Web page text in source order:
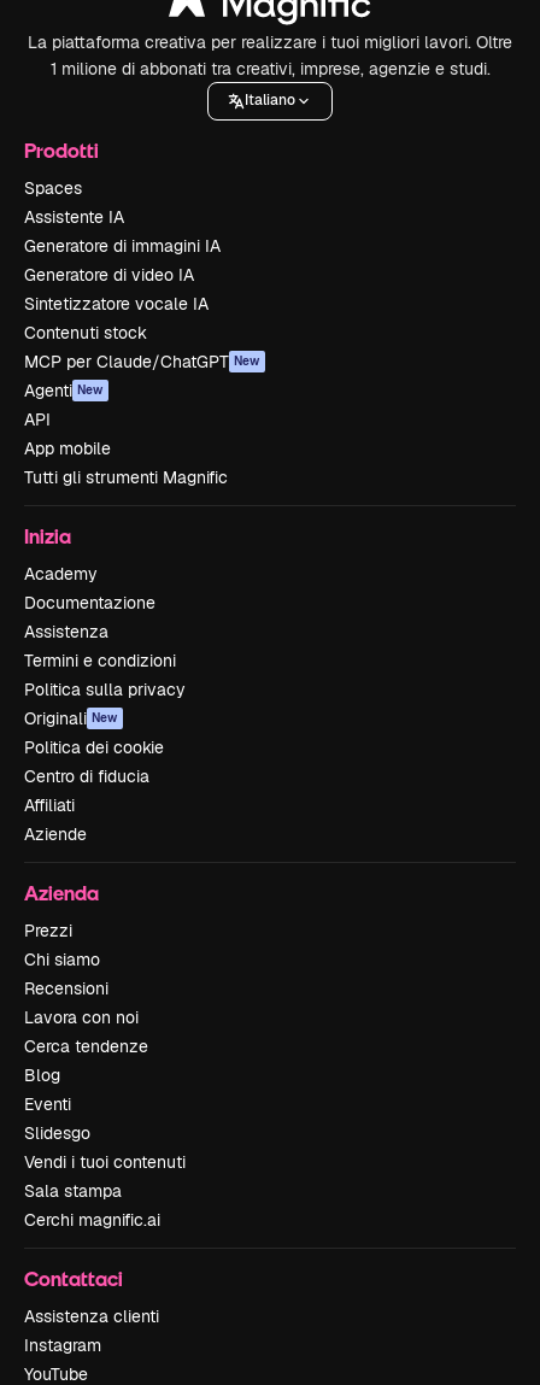
La piattaforma creativa per realizzare i tuoi migliori lavori. Oltre
1 milione di abbonati tra creativi, imprese, agenzie e studi.
Italiano
Prodotti
Spaces
Assistente IA
Generatore di immagini IA
Generatore di video IA
Sintetizzatore vocale IA
Contenuti stock
MCP per Claude/ChatGPT New
Agenti New
API
App mobile
Tutti gli strumenti Magnific
Inizia
Academy
Documentazione
Assistenza
Termini e condizioni
Politica sulla privacy
Originali New
Politica dei cookie
Centro di fiducia
Affiliati
Aziende
Azienda
Prezzi
Chi siamo
Recensioni
Lavora con noi
Cerca tendenze
Blog
Eventi
Slidesgo
Vendi i tuoi contenuti
Sala stampa
Cerchi magnific.ai
Contattaci
Assistenza clienti
Instagram
YouTube